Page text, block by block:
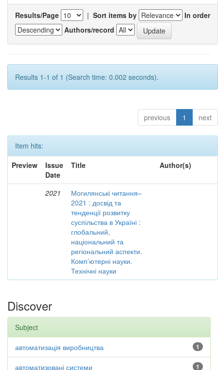
Results/Page | Sort items by
In order
Authors/record
Results 1-1 of 1 (Search time: 0.002 seconds).
previous 1 next
Item hits:
Preview
Issue
Date
Title Author(s)
2021
Могилянські читання–
2021 : досвід та
тенденції розвитку
суспільства в Україні :
глобальний,
національний та
регіональний аспекти.
Комп’ютерні науки.
Технічні науки
Discover
Subject
1
автоматизація виробництва
1
автоматизовані системи